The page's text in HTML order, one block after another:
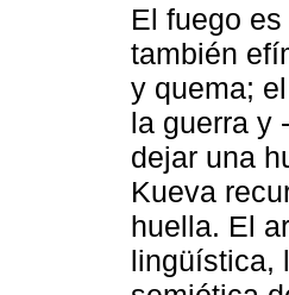
El fuego
también
y quema;
la guerra y
dejar una
Kueva
huella. El
lingüística,